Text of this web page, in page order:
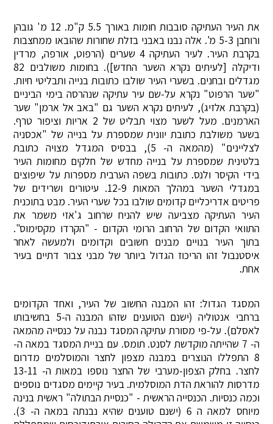
את העיר העתיקה סובבות חומות באורך 5.5 ק"מ. 12 מ' גובהן
ורוחבן 5-3 מ'. אלה נבנו באבני בזלת שחורות שהובאו ממחצבות
בקרבת העיר. לעיר העתיקה 4 שערים (הרפוט, אורפה, מרדין
ודיקלה [לעיתים נקרא השער החדש]). בחומות משולבים 82
מגדלים ובחנים. בשערי העיר שולבו כתובות בנייה ותבליטי חיות.
"שער הרפוט" נקרא על-שם עיר עתיקה שנהרסה בימי הביניים
(בקרבת אלזיג), לעיתים נקרא השער גם "באב אל ארמן" שער
הארמנים. מעל לשער מצוי תבליט של 2 אריות וציפור טרף.
בשער משולבת כתובת יוונית שמספרת על בנייה של "אכסניה
לצליינים" (מהמאה ה- 5), בבסיס המגדל מצויה כתובת
בלטינית שמספרת על בנייה מחדש של חלקים מחומות העיר
בידי הקיסר ולנס. כתובות בשפה הערבית מספרות על שיפוצים
במגדלי השער במהלך המאות 12-9. עיטורים ושרידים של
פריטים אדריכליים קדומים שולבו בכל שערי העיר. מבט בתוכנית
העיר העתיקה מצביעה שיש להניח שרחוב ג'אזי משמר את
התוואי הקדום של הרחוב הרומי הקדום - "הקרדו מקסימוס".
בתוך העיר בנויים מבנים חשובים וקדומים ולמעשה לאחר
איסטנבול זהו הריכוז הגדול ביותר של מבני צבור דתיים בעיר
אחת.
המסגד הגדול: זהו המבנה החשוב של העיר, ואחד הקדומים
ברחבי אנטוליה (ישנם הטוענים שזהו המבנה ה-5 בחשיבותו
לאסלם). על-פי מסורת עתיקה המסגד נבנה על כנסייה מהמאה
ה- 7 שהייתה מוקדשת לסנט. תומס. עם בניית המסגד במאה ה-
8 התפללו הנוצרים במבנה מצפון לחצר והמוסלמים מדרום
לחצר. בחלק הצפון-מערבי של החצר נוספו במאות ה- 13-11
מדרסות להוראת הדת המוסלמית. בעיר קיימים מסגדים נוספים
וכמה כנסיות. הכנסייה הראשית - "כנסיית הבתולה" ראשית בנינה
מיוחס למאה ה 6 (ישנם טוענים שהיא נבנתה במאה ה- 3).